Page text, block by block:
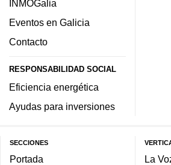
INMOGalia
Eventos en Galicia
Contacto
RESPONSABILIDAD SOCIAL
Eficiencia energética
Ayudas para inversiones
SECCIONES
Portada
La